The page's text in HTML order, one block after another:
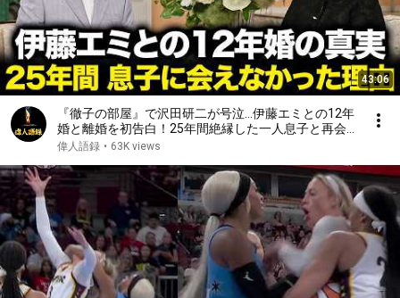
43:06
『徹子の部屋』で沢田研二が号泣…伊藤エミとの12年
婚と離婚を初告白！25年間絶縁した一人息子と再会
した“本当の理由”｜亡き元妻が遺した最期の遺言が起
偉人語録 • 63K views